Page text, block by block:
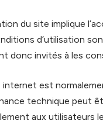
du site implique
d’utilisation
donc invités à les
internet est
technique peut
aux utilisateurs